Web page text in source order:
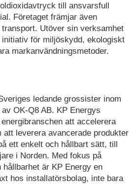
till ansvarsfull
Företaget främjar även
Utöver sin verksamhet
för miljöskydd, ekologiskt
markanvändningsmetoder.
ledande grossister inom
OK-Q8 AB. KP Energys
att accelerera
att leverera avancerade produkter
ett enkelt och hållbart sätt, till
i Norden. Med fokus på
är KP Energy en
hos installatörsbolag, inte bara